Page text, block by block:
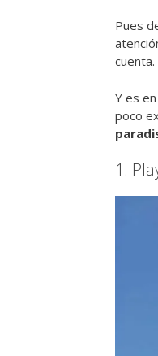
Pues
cuenta.
Y es
poco
1.